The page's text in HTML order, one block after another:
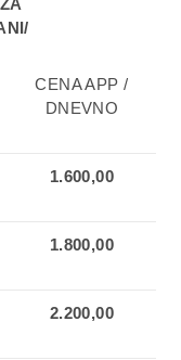
CENA APP /
DNEVNO
1.600,00
1.800,00
2.200,00